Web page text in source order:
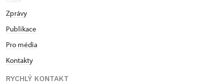
Zprávy
Publikace
Pro média
Kontakty
RYCHLÝ KONTAKT